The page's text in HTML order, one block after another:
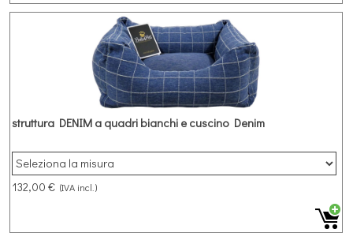
struttura DENIM a quadri bianchi e cuscino Denim
132,00 € (IVA incl.)